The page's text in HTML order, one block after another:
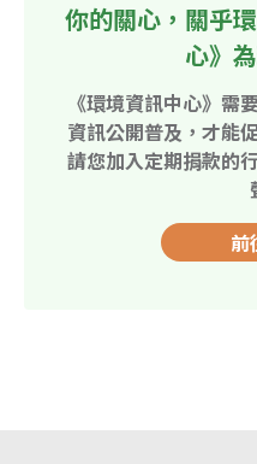
你的關心，關乎
心》
《環境資訊中心》需
資訊公開普及，才能
請您加入定期捐款的
前